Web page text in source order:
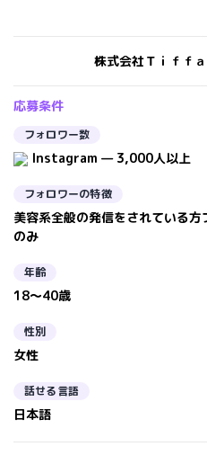
株式会社Ｔｉｆｆａ
応募条件
フォロワー数
Instagram — 3,000人以上
フォロワーの特徴
美容系全般の発信をされている
のみ
年齢
18～40歳
性別
女性
話せる言語
日本語